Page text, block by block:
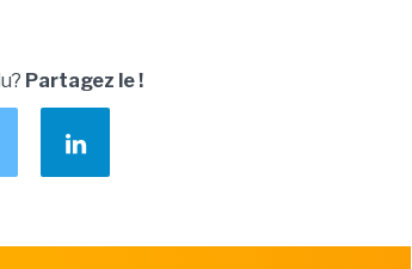
Partagez le !